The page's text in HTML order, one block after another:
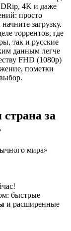
4K и даже
просто
загрузку.
торрентов, где
так и русские
данным легче
FHD (1080p)
пометки
за
мира»
быстрые
и расширенные